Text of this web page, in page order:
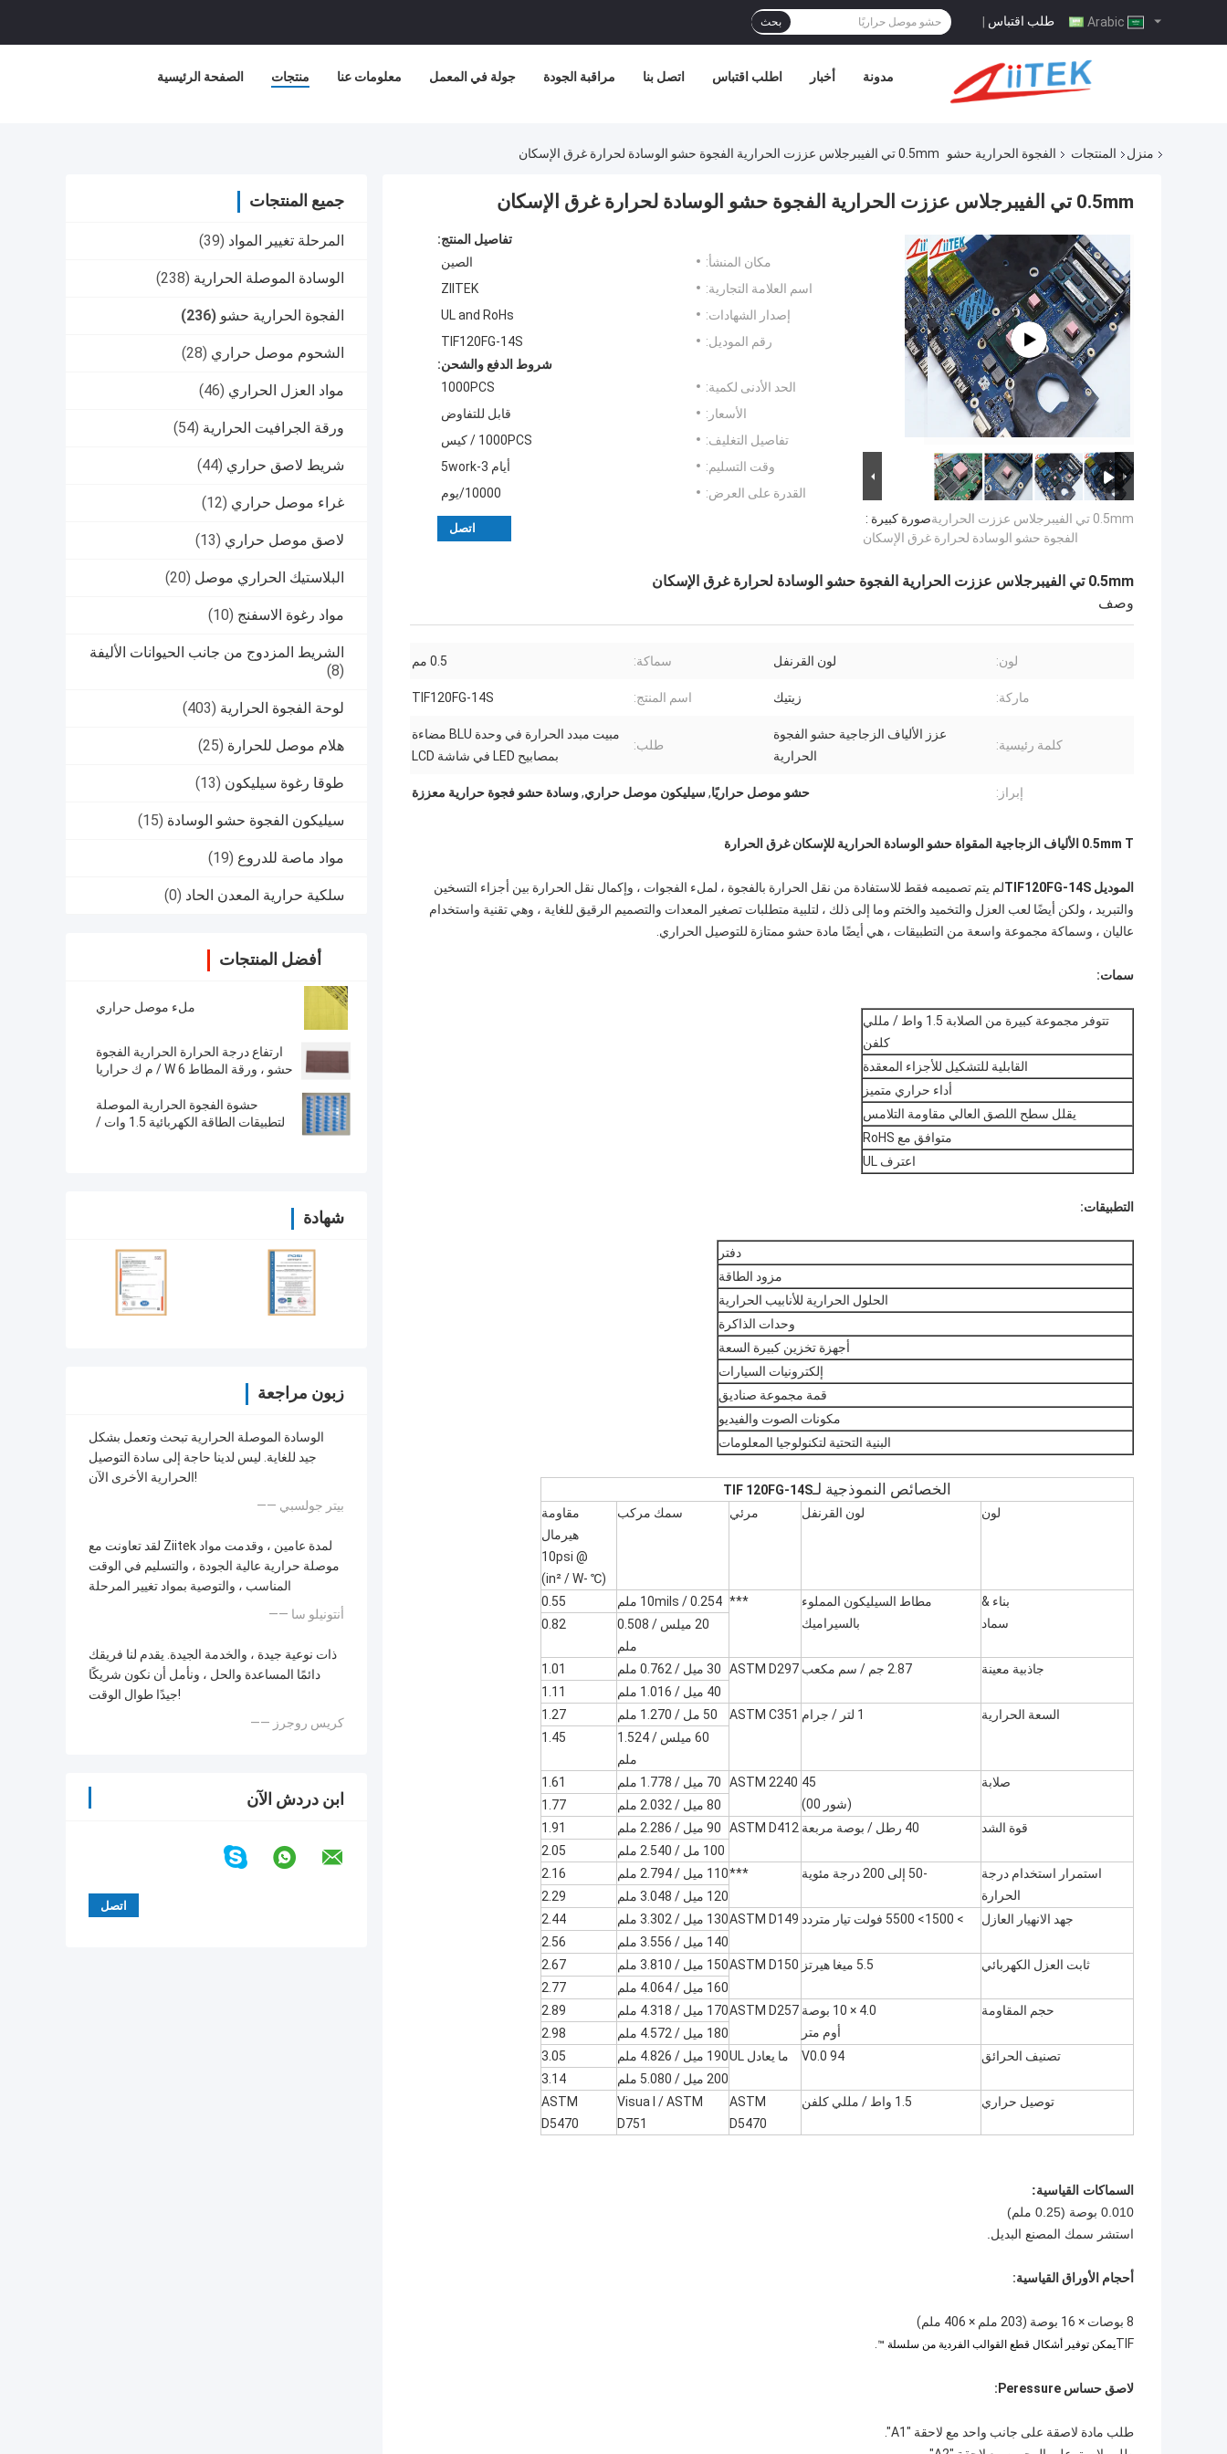
طلب اقتباس | بحث
الصفحة الرئيسية منتجات معلومات عنا جولة في المعمل مراقبة الجودة اتصل بنا اطلب اقتباس أخبار مدونة
منزل المنتجات الفجوة الحرارية حشو 0.5mm تي الفيبرجلاس عززت الحرارية الفجوة حشو الوسادة لحرارة غرق الإسكان
جميع المنتجات
المرحلة تغيير المواد (39)
الوسادة الموصلة الحرارية (238)
الفجوة الحرارية حشو (236)
الشحوم موصل حراري (28)
مواد العزل الحراري (46)
ورقة الجرافيت الحرارية (54)
شريط لاصق حراري (44)
غراء موصل حراري (12)
لاصق موصل حراري (13)
البلاستيك الحراري موصل (20)
مواد رغوة الاسفنج (10)
الشريط المزدوج من جانب الحيوانات الأليفة
(8)
لوحة الفجوة الحرارية (403)
هلام موصل للحرارة (25)
طوقا رغوة سيليكون (13)
سيليكون الفجوة حشو الوسادة (15)
مواد ماصة للدروع (19)
سلكية حرارية المعدن الحاد (0)
أفضل المنتجات
ملء موصل حراري
ارتفاع درجة الحرارة الحرارية الفجوة
حشو ، ورقة المطاط 6 W / م ك حراريا
حشوة الفجوة الحرارية الموصلة
لتطبيقات الطاقة الكهربائية 1.5 وات /
شهادة
زبون مراجعة
الوسادة الموصلة الحرارية تبحث وتعمل بشكل
جيد للغاية. ليس لدينا حاجة إلى سادة التوصيل
الحرارية الأخرى الآن!
—— بيتر جولسبي
لقد تعاونت مع Ziitek لمدة عامين ، وقدمت مواد
موصلة حرارية عالية الجودة ، والتسليم في الوقت
المناسب ، والتوصية بمواد تغيير المرحلة
—— أنتونيلو سا
ذات نوعية جيدة ، والخدمة الجيدة. يقدم لنا فريقك
دائمًا المساعدة والحل ، ونأمل أن نكون شريكًا
جيدًا طوال الوقت!
—— كريس روجرز
ابن دردش الآن
0.5mm تي الفيبرجلاس عززت الحرارية الفجوة حشو الوسادة لحرارة غرق الإسكان
صورة كبيرة :0.5mm تي الفيبرجلاس عززت الحرارية
الفجوة حشو الوسادة لحرارة غرق الإسكان
تفاصيل المنتج:
مكان المنشأ:
الصين
اسم العلامة التجارية:
ZIITEK
إصدار الشهادات:
UL and RoHs
رقم الموديل:
TIF120FG-14S
شروط الدفع والشحن:
الحد الأدنى لكمية:
1000PCS
الأسعار:
قابل للتفاوض
تفاصيل التغليف:
1000PCS / كيس
وقت التسليم:
أيام 3-5work
القدرة على العرض:
10000/يوم
اتصل
0.5mm تي الفيبرجلاس عززت الحرارية الفجوة حشو الوسادة لحرارة غرق الإسكان
وصف
لون: لون القرنفل سماكة: 0.5 مم
ماركة: زيتيك اسم المنتج: TIF120FG-14S
كلمة رئيسية:
عزز الألياف الزجاجية حشو الفجوة
الحرارية
طلب:
مبيت مبدد الحرارة في وحدة BLU مضاءة
بمصابيح LED في شاشة LCD
إبراز: حشو موصل حراريًا,سيليكون موصل حراري,وسادة حشو فجوة حرارية معززة
0.5mm T الألياف الزجاجية المقواة حشو الوسادة الحرارية للإسكان غرق الحرارة
الموديل TIF120FG-14S
لم يتم تصميمه فقط للاستفادة من نقل الحرارة بالفجوة ، لملء الفجوات ، وإكمال نقل الحرارة بين أجزاء التسخين
والتبريد ، ولكن أيضًا لعب العزل والتخميد والختم وما إلى ذلك ، لتلبية متطلبات تصغير المعدات والتصميم الرقيق للغاية ، وهي تقنية واستخدام
عاليان ، وسماكة مجموعة واسعة من التطبيقات ، هي أيضًا مادة حشو ممتازة للتوصيل الحراري.
سمات:
تتوفر مجموعة كبيرة من الصلابة 1.5 واط / مللي
كلفن
القابلية للتشكيل للأجزاء المعقدة
أداء حراري متميز
يقلل سطح اللصق العالي مقاومة التلامس
متوافق مع RoHS
اعترف UL
التطبيقات:
دفتر
مزود الطاقة
الحلول الحرارية للأنابيب الحرارية
وحدات الذاكرة
أجهزة تخزين كبيرة السعة
إلكترونيات السيارات
قمة مجموعة صناديق
مكونات الصوت والفيديو
البنية التحتية لتكنولوجيا المعلومات
الخصائص النموذجية لـTIF 120FG-14S
لون
لون القرنفل مرئي سمك مركب
مقاومة
هيرمال
@ 10psi
(℃ -in² / W)
بناء &
سماد
مطاط السيليكون المملوء
بالسيراميك
*** 10mils / 0.254 ملم
0.55
20 ميلس / 0.508
ملم
0.82
جاذبية معينة 2.87 جم / سم مكعب ASTM D297 30 ميل / 0.762 ملم
1.01
40 ميل / 1.016 ملم
1.11
السعة الحرارية
1 لتر / جرام ASTM C351 50 مل / 1.270 ملم
1.27
60 ميلس / 1.524
ملم
1.45
صلابة
45
(شور 00)
ASTM 2240 70 ميل / 1.778 ملم
1.61
80 ميل / 2.032 ملم
1.77
قوة الشد
40 رطل / بوصة مربعة ASTM D412 90 ميل / 2.286 ملم
1.91
100 مل / 2.540 ملم
2.05
استمرار استخدام درجة
الحرارة
-50 إلى 200 درجة مئوية ***110 ميل / 2.794 ملم
2.16
120 ميل / 3.048 ملم
2.29
جهد الانهيار العازل
> 1500> 5500 فولت تيار متردد ASTM D149130 ميل / 3.302 ملم
2.44
140 ميل / 3.556 ملم
2.56
ثابت العزل الكهربائي
5.5 ميغا هيرتز ASTM D150150 ميل / 3.810 ملم
2.67
160 ميل / 4.064 ملم
2.77
حجم المقاومة
4.0 × 10 بوصة
أوم متر
ASTM D257170 ميل / 4.318 ملم
2.89
180 ميل / 4.572 ملم
2.98
تصنيف الحرائق
94 V0.0 ما يعادل UL 190 ميل / 4.826 ملم
3.05
200 ميل / 5.080 ملم
3.14
توصيل حراري
1.5 واط / مللي كلفن
ASTM
D5470
Visua l / ASTM
D751
ASTM
D5470
السماكات القياسية:
0.010 بوصة (0.25 ملم)
استشر سمك المصنع البديل.
أحجام الأوراق القياسية:
8 بوصات × 16 بوصة (203 ملم × 406 ملم)
TIFيمكن توفير أشكال قطع القوالب الفردية من سلسلة ™.
لاصق حساس Peressure:
طلب مادة لاصقة على جانب واحد مع لاحقة "A1".